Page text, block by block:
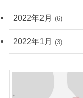
2022年2月 (6)
2022年1月 (3)